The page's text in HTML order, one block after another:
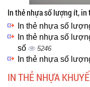
In thẻ nhựa số lượng ít, in
In thẻ nhựa số
In thẻ nhựa số
số
5246
In thẻ nhựa số
IN THẺ NHỰA